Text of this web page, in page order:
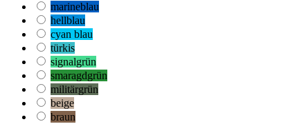
marineblau
hellblau
cyan blau
türkis
signalgrün
smaragdgrün
militärgrün
beige
braun